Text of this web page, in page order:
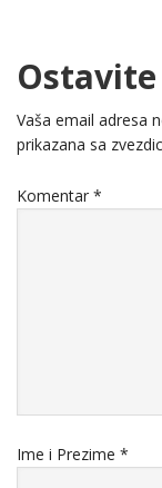
Vaša email adresa
prikazana sa
Komentar *
Ime i Prezime *